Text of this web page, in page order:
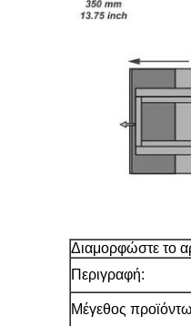
Διαμορφώστε το
Περιγραφή:
Μέγεθος